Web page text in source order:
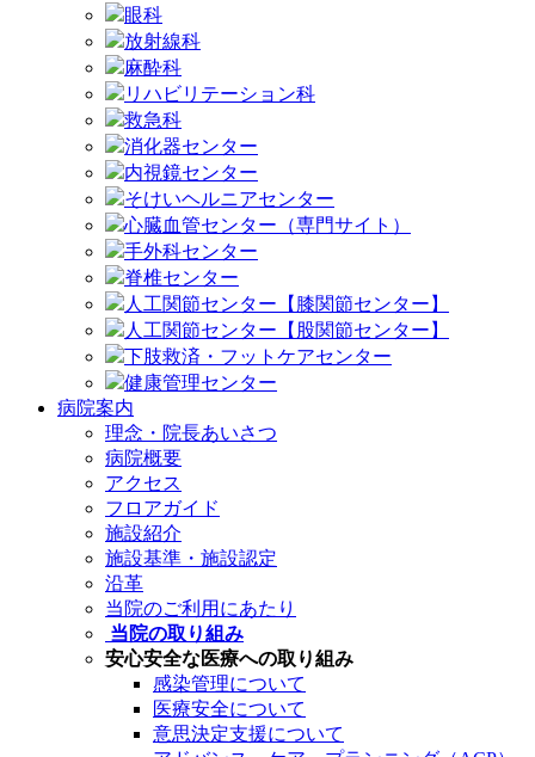
眼科
放射線科
麻酔科
リハビリテーション科
救急科
消化器センター
内視鏡センター
そけいヘルニアセンター
心臓血管センター（専門サイト）
手外科センター
脊椎センター
人工関節センター【膝関節センター】
人工関節センター【股関節センター】
下肢救済・フットケアセンター
健康管理センター
病院案内
理念・院長あいさつ
病院概要
アクセス
フロアガイド
施設紹介
施設基準・施設認定
沿革
当院のご利用にあたり
当院の取り組み
安心安全な医療への取り組み
感染管理について
医療安全について
意思決定支援について